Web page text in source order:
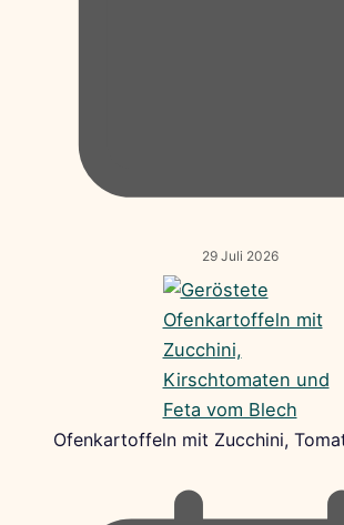
29 Juli 2026
Ofenkartoffeln mit Zucchini,